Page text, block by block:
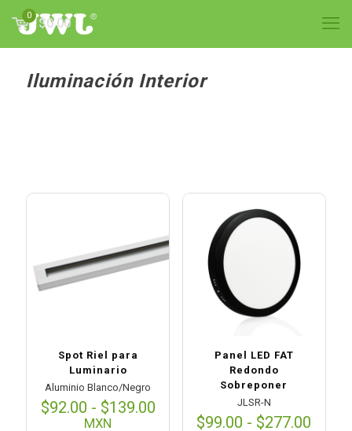
0
$0.00
Iluminación Interior
Spot Riel para
Luminario
Aluminio Blanco/Negro
$92.00 - $139.00Rango
MXN
Panel LED FAT
Redondo
Sobreponer
JLSR-N
$99.00 - $277.00